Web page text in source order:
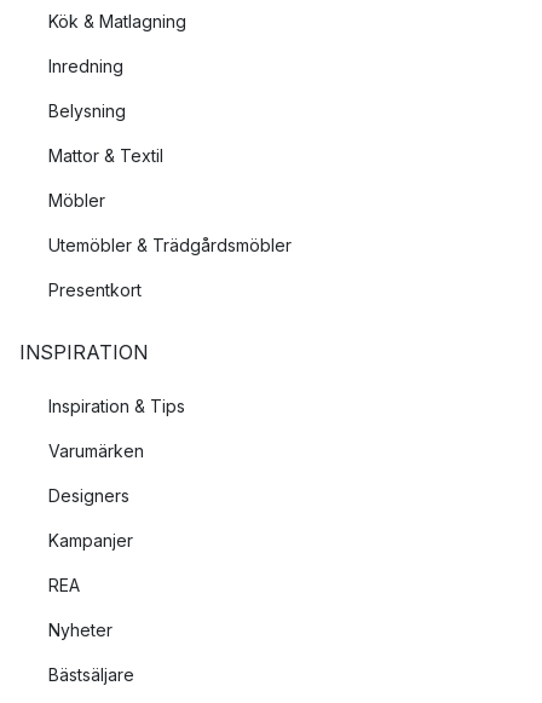
Kök & Matlagning
Inredning
Belysning
Mattor & Textil
Möbler
Utemöbler & Trädgårdsmöbler
Presentkort
INSPIRATION
Inspiration & Tips
Varumärken
Designers
Kampanjer
REA
Nyheter
Bästsäljare